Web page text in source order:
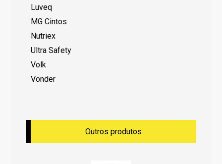
Luveq
MG Cintos
Nutriex
Ultra Safety
Volk
Vonder
Outros produtos